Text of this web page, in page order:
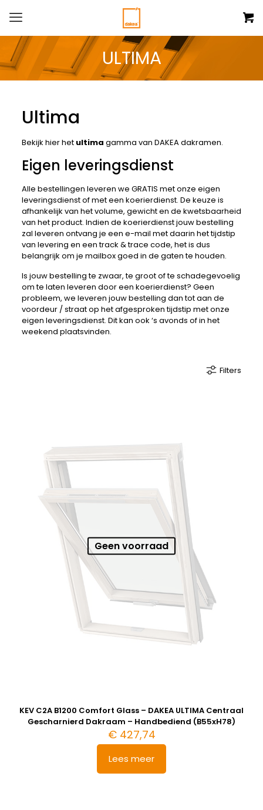
ULTIMA
Ultima
Bekijk hier het ultima gamma van DAKEA dakramen.
Eigen leveringsdienst
Alle bestellingen leveren we GRATIS met onze eigen
leveringsdienst of met een koerierdienst. De keuze is
afhankelijk van het volume, gewicht en de kwetsbaarheid
van het product. Indien de koerierdienst jouw bestelling
zal leveren ontvang je een e-mail met daarin het tijdstip
van levering en een track & trace code, het is dus
belangrijk om je mailbox goed in de gaten te houden.
Is jouw bestelling te zwaar, te groot of te schadegevoelig
om te laten leveren door een koerierdienst? Geen
probleem, we leveren jouw bestelling dan tot aan de
voordeur / straat op het afgesproken tijdstip met onze
eigen leveringsdienst. Dit kan ook ‘s avonds of in het
weekend plaatsvinden.
Filters
Geen voorraad
KEV C2A B1200 Comfort Glass – DAKEA ULTIMA Centraal
Gescharnierd Dakraam – Handbediend (B55xH78)
€427,74
Lees meer